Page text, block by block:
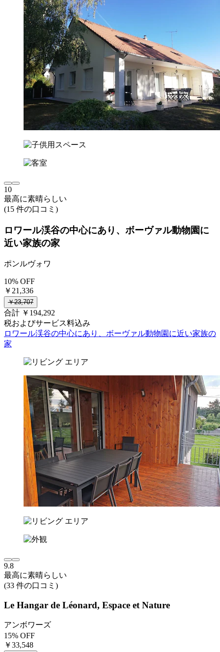
10
最高に素晴らしい
(15 件の口コミ)
ロワール渓谷の中心にあり、ボーヴァル動物園に
近い家族の家
ポンルヴォワ
10% OFF
￥21,336
￥23,707
合計 ￥194,292
税およびサービス料込み
ロワール渓谷の中心にあり、ボーヴァル動物園に近い家族の
家
9.8
最高に素晴らしい
(33 件の口コミ)
Le Hangar de Léonard, Espace et Nature
アンボワーズ
15% OFF
￥33,548